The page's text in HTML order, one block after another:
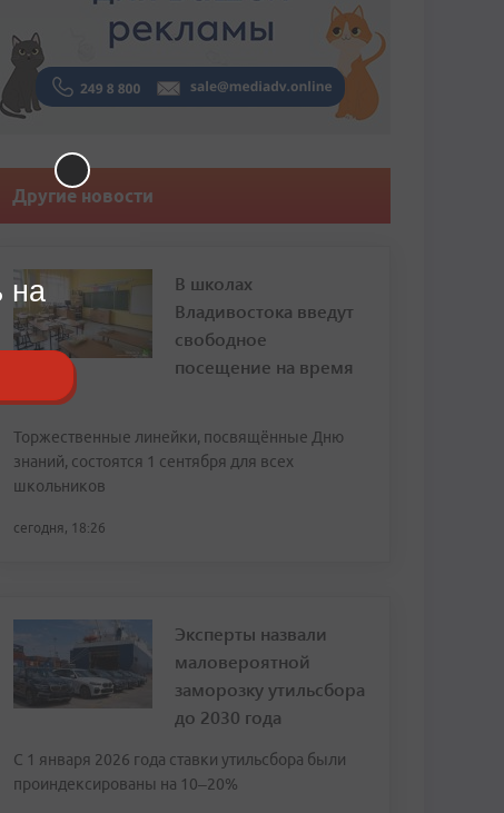
Другие новости
В школах
Владивостока введут
свободное
посещение на время
Торжественные линейки, посвящённые Дню
знаний, состоятся 1 сентября для всех
школьников
сегодня, 18:26
Эксперты назвали
маловероятной
заморозку утильсбора
до 2030 года
С 1 января 2026 года ставки утильсбора были
проиндексированы на 10–20%
на